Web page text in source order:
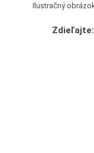
Ilustračný
Zdieľajte: